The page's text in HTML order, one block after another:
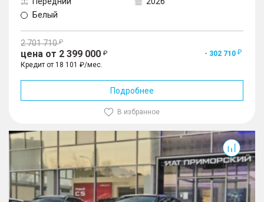
Белый
2 701 710
цена от 2 399 000
- 302 710
Кредит от 18 101 ₽/мес.
Подробнее
В избранное